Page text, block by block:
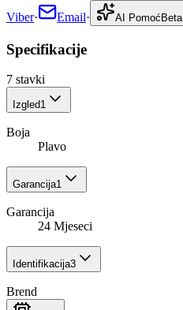
Viber· Email· AI Pomoć Beta
Specifikacije
7 stavki
Izgled1
Boja
Plavo
Garancija1
Garancija
24 Mjeseci
Identifikacija3
Brend